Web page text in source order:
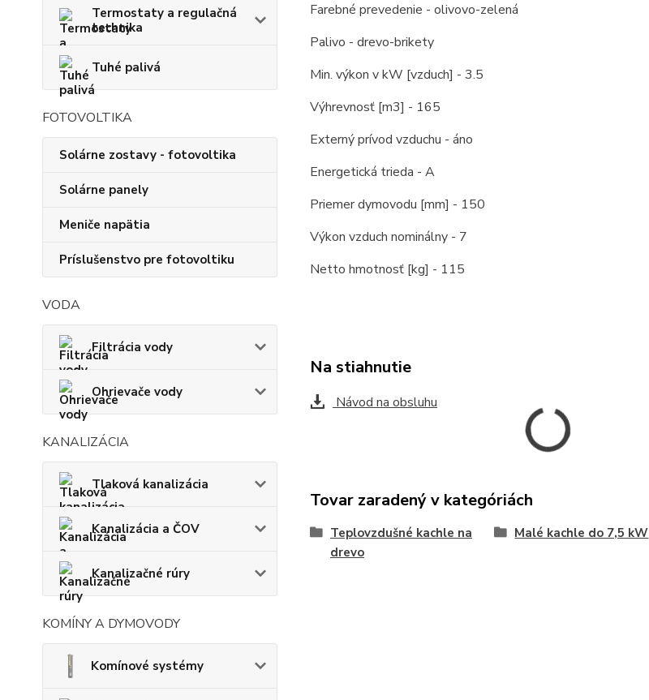
Termostaty a regulačná
technika
Tuhé palivá
FOTOVOLTIKA
Solárne zostavy - fotovoltika
Solárne panely
Meniče napätia
Príslušenstvo pre fotovoltiku
VODA
Filtrácia vody
Ohrievače vody
KANALIZÁCIA
Tlaková kanalizácia
Kanalizácia a ČOV
Kanalizačné rúry
KOMÍNY A DYMOVODY
Komínové systémy
Farebné prevedenie - olivovo-zelená
Palivo - drevo-brikety
Min. výkon v kW [vzduch] - 3.5
Výhrevnosť [m3] - 165
Externý prívod vzduchu - áno
Energetická trieda - A
Priemer dymovodu [mm] - 150
Výkon vzduch nominálny - 7
Netto hmotnosť [kg] - 115
Na stiahnutie
Návod na obsluhu
Tovar zaradený v kategóriách
Teplovzdušné kachle na
drevo
Malé kachle do 7,5 kW